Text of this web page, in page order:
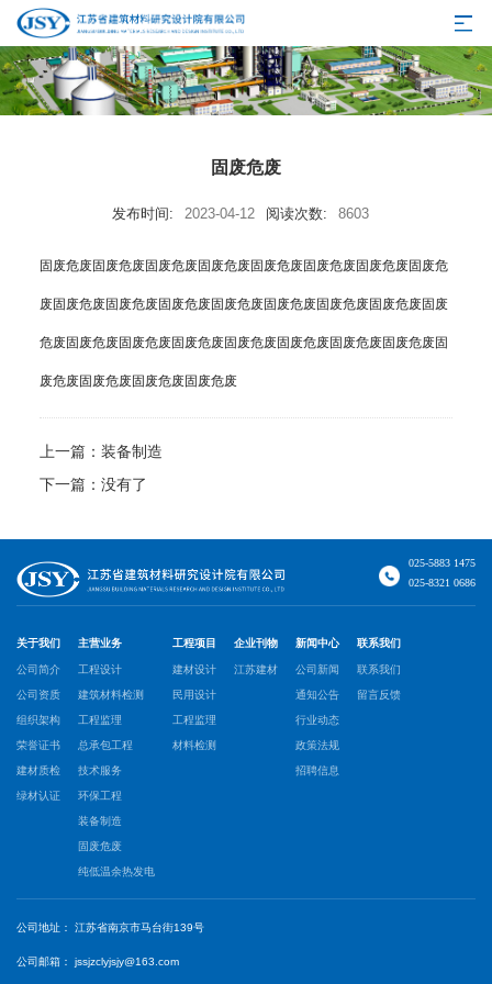
固废危废
发布时间: 2023-04-12 阅读次数: 8603
固废危废 固废危废 固废危废 固废危废 固废危废 固废危废 固废危废 固废危
废 固废危废 固废危废 固废危废 固废危废 固废危废 固废危废 固废危废 固废
危废 固废危废 固废危废 固废危废 固废危废 固废危废 固废危废 固废危废 固
废危废 固废危废 固废危废 固废危废
上一篇： 装备制造
下一篇：没有了
025-5883 1475
025-8321 0686
关于我们
公司简介
公司资质
组织架构
荣誉证书
建材质检
绿材认证
主营业务
工程设计
建筑材料检测
工程监理
总承包工程
技术服务
环保工程
装备制造
固废危废
纯低温余热发电
工程项目
建材设计
民用设计
工程监理
材料检测
企业刊物
江苏建材
新闻中心
公司新闻
通知公告
行业动态
政策法规
招聘信息
联系我们
联系我们
留言反馈
公司地址： 江苏省南京市马台街139号
公司邮箱： jssjzclyjsjy@163.com